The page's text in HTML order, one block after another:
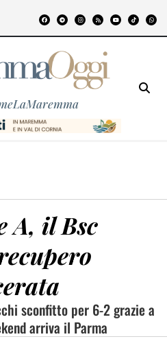
A, il Bsc
sconfitto per 6-2 grazie a
arriva il Parma